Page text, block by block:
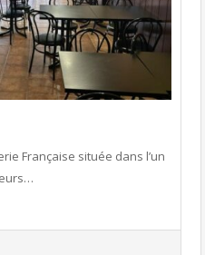
Fonds de commerce
Française située dans l’un